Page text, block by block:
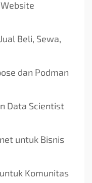
Beli, Sewa,
dan Podman
Data Scientist
untuk Bisnis
Komunitas